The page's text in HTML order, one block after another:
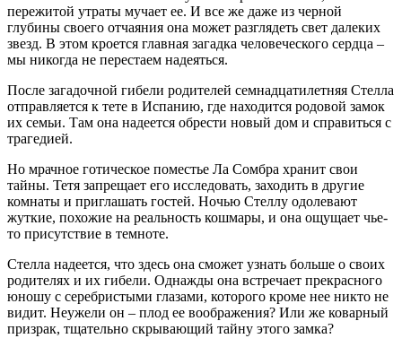
пережитой утраты мучает ее. И все же даже из черной
глубины своего отчаяния она может разглядеть свет далеких
звезд. В этом кроется главная загадка человеческого сердца –
мы никогда не перестаем надеяться.
После загадочной гибели родителей семнадцатилетняя Стелла
отправляется к тете в Испанию, где находится родовой замок
их семьи. Там она надеется обрести новый дом и справиться с
трагедией.
Но мрачное готическое поместье Ла Сомбра хранит свои
тайны. Тетя запрещает его исследовать, заходить в другие
комнаты и приглашать гостей. Ночью Стеллу одолевают
жуткие, похожие на реальность кошмары, и она ощущает чье-
то присутствие в темноте.
Стелла надеется, что здесь она сможет узнать больше о своих
родителях и их гибели. Однажды она встречает прекрасного
юношу с серебристыми глазами, которого кроме нее никто не
видит. Неужели он – плод ее воображения? Или же коварный
призрак, тщательно скрывающий тайну этого замка?